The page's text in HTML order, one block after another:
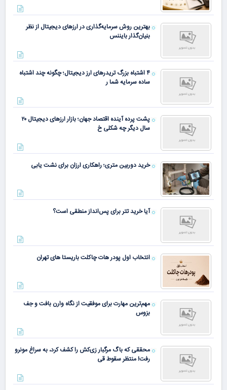
بهترین روش سرمایه‌گذاری در ارزهای دیجیتال از نظر
بنیان‌گذار بایننس
۴ اشتباه بزرگ تریدرهای ارز دیجیتال؛ چگونه چند اشتباه
ساده سرمایه شما ر
پشت پرده آینده اقتصاد جهان؛ بازار ارزهای دیجیتال ۲۰
سال دیگر چه شکلی خ
خرید دوربین متری؛ راهکاری ارزان برای نشت یابی
آیا خرید تتر برای پس‌انداز منطقی است؟
انتخاب اول پودر هات چاکلت باریستا های تهران
مهم‌ترین مهارت برای موفقیت از نگاه وارن بافت و جف
بزوس
محققی که باگ مرگبار زی‌کش را کشف کرد، به سراغ مونرو
رفت! منتظر سقوط قی